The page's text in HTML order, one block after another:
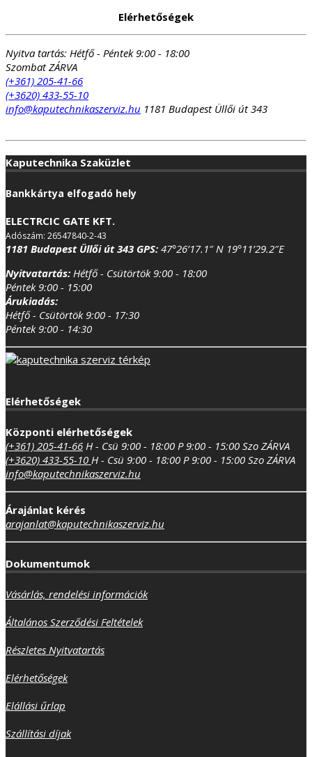
Elérhetőségek
Nyitva tartás: Hétfő - Péntek 9:00 - 18:00
Szombat ZÁRVA
(+361) 205-41-66
(+3620) 433-55-10
info@kaputechnikaszerviz.hu 1181 Budapest Üllői út 343
Kaputechnika Szaküzlet
Bankkártya elfogadó hely
ELECTRCIC GATE KFT.
Adószám: 26547840-2-43
1181 Budapest Üllői út 343 GPS: 47°26’17.1″ N 19°11’29.2″E
Nyitvatartás: Hétfő - Csütörtök 9:00 - 18:00
Péntek 9:00 - 15:00
Árukiadás:
Hétfő - Csütörtök 9:00 - 17:30
Péntek 9:00 - 14:30
Elérhetőségek
Központi elérhetőségek
(+361) 205-41-66 H - Csü 9:00 - 18:00 P 9:00 - 15:00 Szo ZÁRVA
(+3620) 433-55-10 H - Csü 9:00 - 18:00 P 9:00 - 15:00 Szo ZÁRVA
info@kaputechnikaszerviz.hu
Árajánlat kérés
arajanlat@kaputechnikaszerviz.hu
Dokumentumok
Vásárlás, rendelési információk
Általános Szerződési Feltételek
Részletes Nyitvatartás
Elérhetőségek
Elállási űrlap
Szállítási díjak